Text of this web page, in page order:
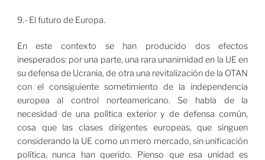
9.- El futuro de Europa.
En este contexto se han producido dos efectos
inesperados: por una parte, una rara unanimidad en la UE en
su defensa de Ucrania, de otra una revitalización de la OTAN
con el consiguiente sometimiento de la independencia
europea al control norteamericano. Se habla de la
necesidad de una política exterior y de defensa común,
cosa que las clases dirigentes europeas, que singuen
considerando la UE como un mero mercado, sin unificación
política, nunca han querido. Pienso que esa unidad es